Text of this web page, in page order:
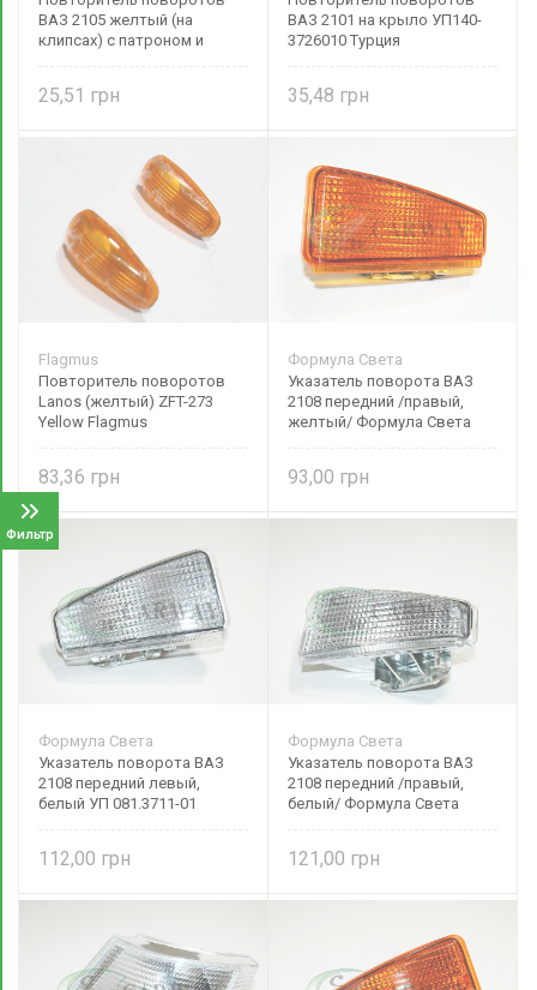
Фильтр
ВАЗ 2105 желтый (на
клипсах) с патроном и
25,51
ВАЗ 2101 на крыло УП140-
3726010 Турция
35,48
Flagmus
Повторитель поворотов
Lanos (желтый) ZFT-273
Yellow Flagmus
83,36
Формула Света
Указатель поворота ВАЗ
2108 передний /правый,
желтый/ Формула Света
93,00
Формула Света
Указатель поворота ВАЗ
2108 передний левый,
белый УП 081.3711-01
112,00
Формула Света
Указатель поворота ВАЗ
2108 передний /правый,
белый/ Формула Света
121,00